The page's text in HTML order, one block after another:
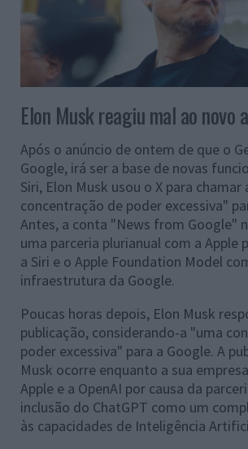
Elon Musk reagiu mal ao novo
Após o anúncio de ontem de que o
Google, irá ser a base de novas
Siri, Elon Musk usou o X para
concentração de poder excessiva"
Antes, a conta "News from Google"
uma parceria plurianual com a Apple
a Siri e o Apple Foundation Model
infraestrutura da Google.
Poucas horas depois, Elon Musk
publicação, considerando-a "uma
poder excessiva" para a Google. A
Musk ocorre enquanto a sua
Apple e a OpenAI por causa da
inclusão do ChatGPT como um
às capacidades de Inteligência